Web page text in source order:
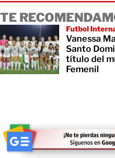
TE
Futbol
Vanessa
Santo
título del
Femenil